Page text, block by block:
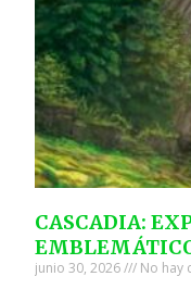
CASCADIA:
junio 30, 2026 No hay